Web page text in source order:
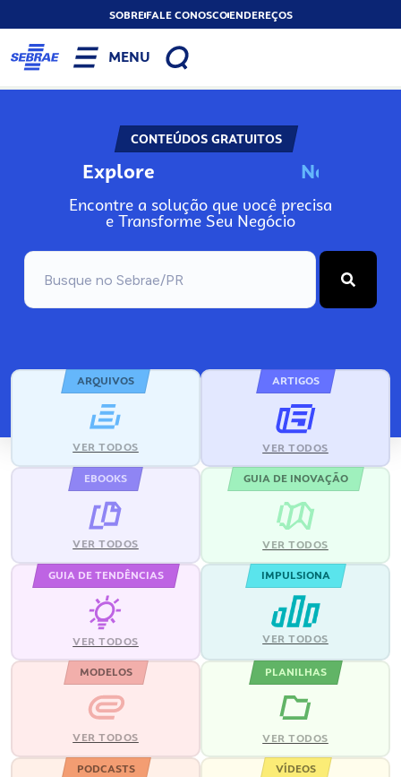
SOBREFALE CONOSCOENDEREÇOS
MENU
CONTEÚDOS GRATUITOS
Explore No
Encontre a solução que você precisa
e Transforme Seu Negócio
ARQUIVOS
VER TODOS
ARTIGOS
VER TODOS
EBOOKS
VER TODOS
GUIA DE INOVAÇÃO
VER TODOS
GUIA DE TENDÊNCIAS
VER TODOS
IMPULSIONA
VER TODOS
MODELOS
VER TODOS
PLANILHAS
VER TODOS
PODCASTS VÍDEOS